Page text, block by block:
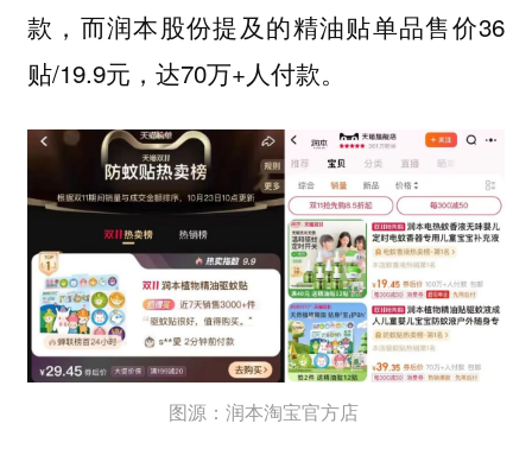
款，而润本股份提及的精油贴单品售价36
贴/19.9元，达70万+人付款。
图源：润本淘宝官方店